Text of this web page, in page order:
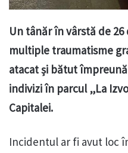
Un tânăr în vârstă de 26
multiple traumatisme
atacat și bătut
indivizi în parcul „La
Capitalei.
Incidentul ar fi avut loc